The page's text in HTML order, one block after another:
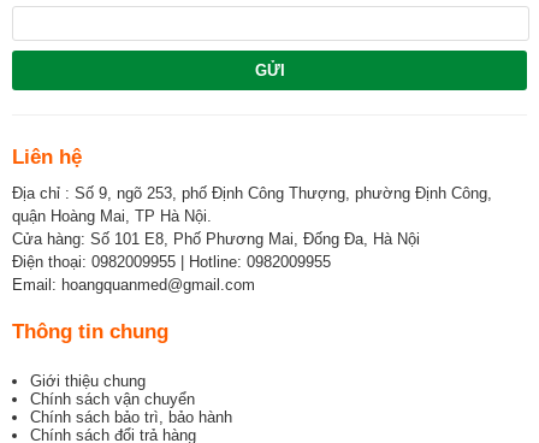
GỬI
Liên hệ
Địa chỉ : Số 9, ngõ 253, phố Định Công Thượng, phường Định Công,
quận Hoàng Mai, TP Hà Nội.
Cửa hàng: Số 101 E8, Phố Phương Mai, Đống Đa, Hà Nội
Điện thoại: 0982009955 | Hotline: 0982009955
Email: hoangquanmed@gmail.com
Thông tin chung
Giới thiệu chung
Chính sách vận chuyển
Chính sách bảo trì, bảo hành
Chính sách đổi trả hàng